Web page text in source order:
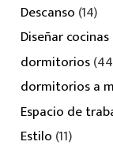
Descanso (14)
Diseñar cocinas
dormitorios
dormitorios a
Espacio de
Estilo (11)